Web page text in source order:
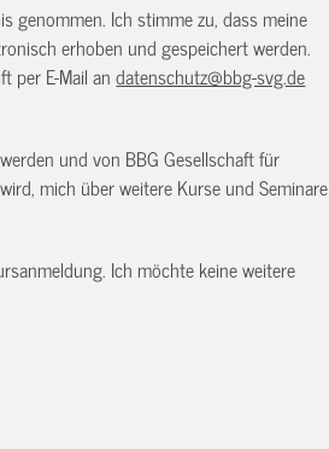
genommen. Ich stimme zu, dass meine
erhoben und gespeichert werden.
per E-Mail andatenschutz@bbg-svg.de
und von BBG Gesellschaft für
mich über weitere Kurse und Seminare
Ich möchte keine weitere